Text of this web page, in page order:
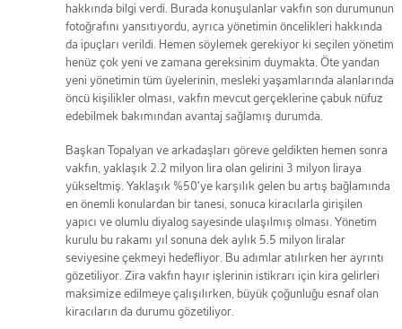
hakkında bilgi verdi. Burada konuşulanlar vakfın son durumunun
fotoğrafını yansıtıyordu, ayrıca yönetimin öncelikleri hakkında
da ipuçları verildi. Hemen söylemek gerekiyor ki seçilen yönetim
henüz çok yeni ve zamana gereksinim duymakta. Öte yandan
yeni yönetimin tüm üyelerinin, mesleki yaşamlarında alanlarında
öncü kişilikler olması, vakfın mevcut gerçeklerine çabuk nüfuz
edebilmek bakımından avantaj sağlamış durumda.
Başkan Topalyan ve arkadaşları göreve geldikten hemen sonra
vakfın, yaklaşık 2.2 milyon lira olan gelirini 3 milyon liraya
yükseltmiş. Yaklaşık %50'ye karşılık gelen bu artış bağlamında
en önemli konulardan bir tanesi, sonuca kiracılarla girişilen
yapıcı ve olumlu diyalog sayesinde ulaşılmış olması. Yönetim
kurulu bu rakamı yıl sonuna dek aylık 5.5 milyon liralar
seviyesine çekmeyi hedefliyor. Bu adımlar atılırken her ayrıntı
gözetiliyor. Zira vakfın hayır işlerinin istikrarı için kira gelirleri
maksimize edilmeye çalışılırken, büyük çoğunluğu esnaf olan
kiracıların da durumu gözetiliyor.